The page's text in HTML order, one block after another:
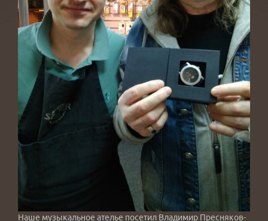
Наше музыкальное ателье посетил Владимир Пресняков-